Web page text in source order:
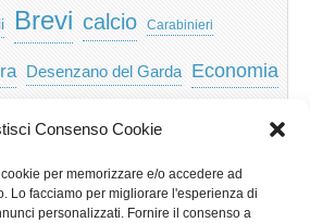
Consenso Cookie
per memorizzare e/o accedere ad
Lo facciamo per migliorare l'esperienza di
personalizzati. Fornire il consenso a
Brevi calcio Carabinieri
Desenzano del Garda Economia
Musica Nera news Notizie